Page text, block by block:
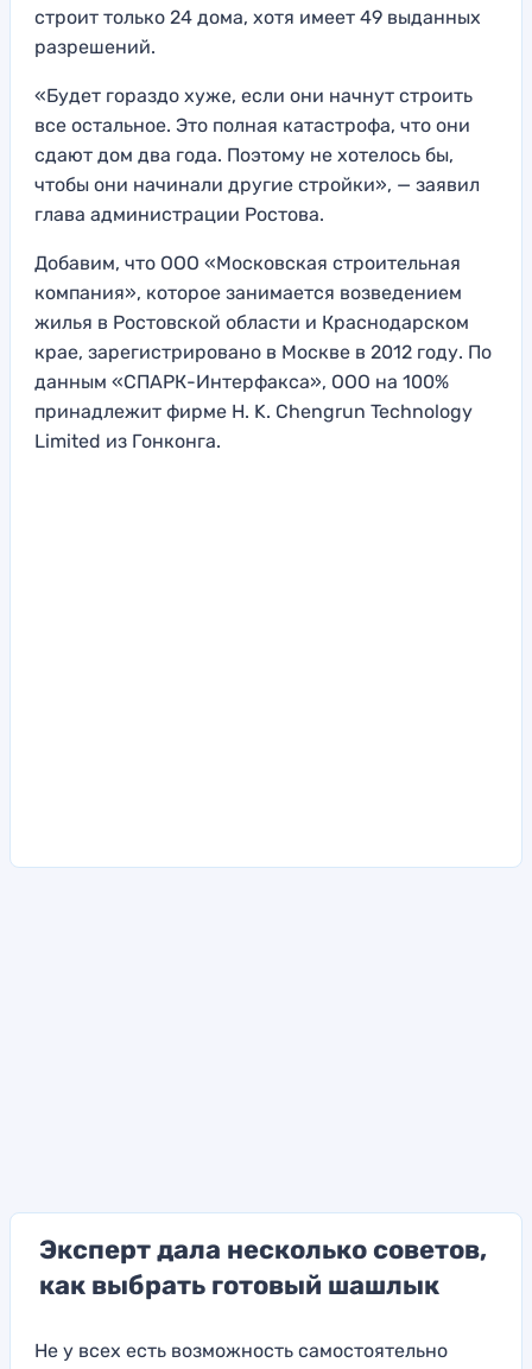
строит только 24 дома, хотя имеет 49 выданных
разрешений.
«Будет гораздо хуже, если они начнут строить
все остальное. Это полная катастрофа, что они
сдают дом два года. Поэтому не хотелось бы,
чтобы они начинали другие стройки», — заявил
глава администрации Ростова.
Добавим, что ООО «Московская строительная
компания», которое занимается возведением
жилья в Ростовской области и Краснодарском
крае, зарегистрировано в Москве в 2012 году. По
данным «СПАРК-Интерфакса», ООО на 100%
принадлежит фирме H. K. Chengrun Technology
Limited из Гонконга.
Эксперт дала несколько советов,
как выбрать готовый шашлык
Не у всех есть возможность самостоятельно